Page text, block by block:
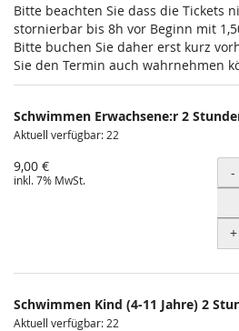
Bitte beachten Sie dass die Tickets
stornierbar bis 8h vor Beginn mit
Bitte buchen Sie daher erst kurz
Sie den Termin auch wahrnehmen
Schwimmen Erwachsene:r 2
Aktuell verfügbar: 22
9,00 €
inkl. 7% MwSt. -
+
Schwimmen Kind (4-11 Jahre) 2
Aktuell verfügbar: 22